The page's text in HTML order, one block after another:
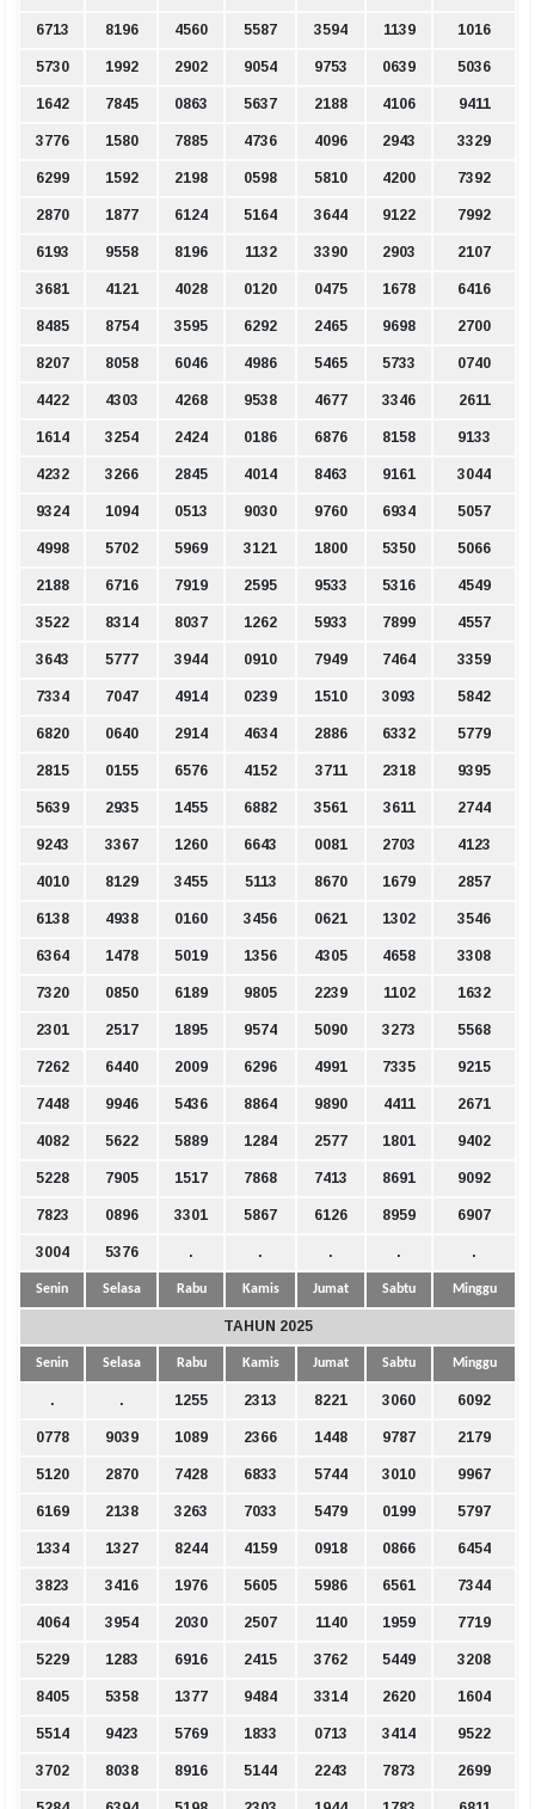
6713 8196 4560 5587 3594 1139 1016
5730 1992 2902 9054 9753 0639 5036
1642 7845 0863 5637 2188 4106 9411
3776 1580 7885 4736 4096 2943 3329
6299 1592 2198 0598 5810 4200 7392
2870 1877 6124 5164 3644 9122 7992
6193 9558 8196 1132 3390 2903 2107
3681 4121 4028 0120 0475 1678 6416
8485 8754 3595 6292 2465 9698 2700
8207 8058 6046 4986 5465 5733 0740
4422 4303 4268 9538 4677 3346 2611
1614 3254 2424 0186 6876 8158 9133
4232 3266 2845 4014 8463 9161 3044
9324 1094 0513 9030 9760 6934 5057
4998 5702 5969 3121 1800 5350 5066
2188 6716 7919 2595 9533 5316 4549
3522 8314 8037 1262 5933 7899 4557
3643 5777 3944 0910 7949 7464 3359
7334 7047 4914 0239 1510 3093 5842
6820 0640 2914 4634 2886 6332 5779
2815 0155 6576 4152 3711 2318 9395
5639 2935 1455 6882 3561 3611 2744
9243 3367 1260 6643 0081 2703 4123
4010 8129 3455 5113 8670 1679 2857
6138 4938 0160 3456 0621 1302 3546
6364 1478 5019 1356 4305 4658 3308
7320 0850 6189 9805 2239 1102 1632
2301 2517 1895 9574 5090 3273 5568
7262 6440 2009 6296 4991 7335 9215
7448 9946 5436 8864 9890 4411 2671
4082 5622 5889 1284 2577 1801 9402
5228 7905 1517 7868 7413 8691 9092
7823 0896 3301 5867 6126 8959 6907
3004 5376 . . . . .
Senin Selasa Rabu Kamis Jumat Sabtu Minggu
TAHUN 2025
Senin Selasa Rabu Kamis Jumat Sabtu Minggu
. . 1255 2313 8221 3060 6092
0778 9039 1089 2366 1448 9787 2179
5120 2870 7428 6833 5744 3010 9967
6169 2138 3263 7033 5479 0199 5797
1334 1327 8244 4159 0918 0866 6454
3823 3416 1976 5605 5986 6561 7344
4064 3954 2030 2507 1140 1959 7719
5229 1283 6916 2415 3762 5449 3208
8405 5358 1377 9484 3314 2620 1604
5514 9423 5769 1833 0713 3414 9522
3702 8038 8916 5144 2243 7873 2699